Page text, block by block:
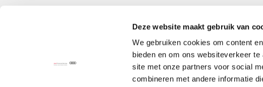
Deze website maakt gebruik van
We gebruiken cookies om content
bieden en om ons websiteverkeer
site met onze partners voor social
combineren met andere informatie